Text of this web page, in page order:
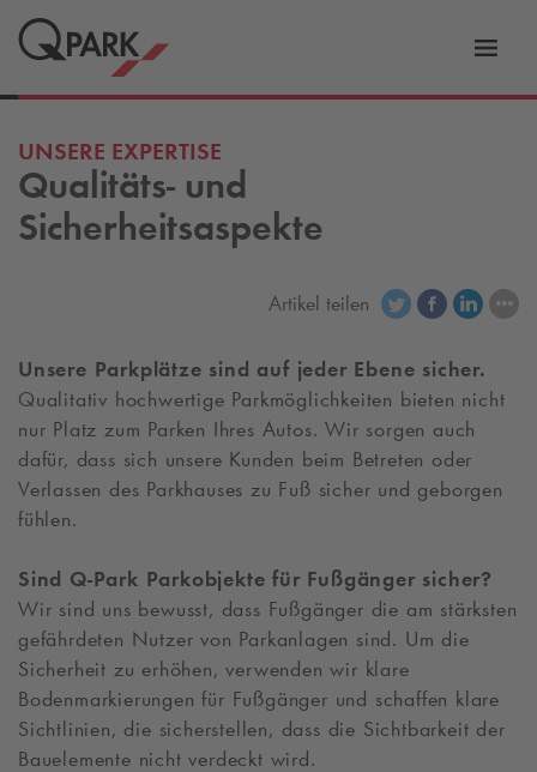
Zur
UNSERE EXPERTISE
Qualitäts- und
Sicherheitsaspekte
Artikel teilen
Unsere Parkplätze sind auf jeder Ebene sicher.
Qualitativ hochwertige Parkmöglichkeiten bieten nicht
nur Platz zum Parken Ihres Autos. Wir sorgen auch
dafür, dass sich unsere Kunden beim Betreten oder
Verlassen des Parkhauses zu Fuß sicher und geborgen
fühlen.
Sind Q-Park Parkobjekte für Fußgänger sicher?
Wir sind uns bewusst, dass Fußgänger die am stärksten
gefährdeten Nutzer von Parkanlagen sind. Um die
Sicherheit zu erhöhen, verwenden wir klare
Bodenmarkierungen für Fußgänger und schaffen klare
Sichtlinien, die sicherstellen, dass die Sichtbarkeit der
Bauelemente nicht verdeckt wird.